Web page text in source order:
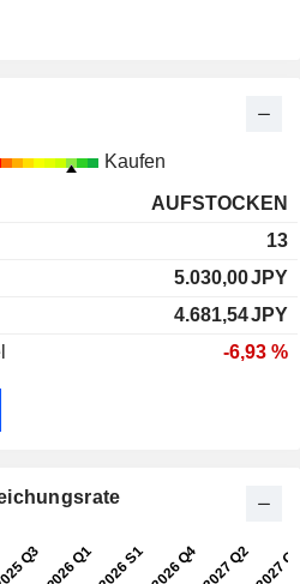
Kaufen
AUFSTOCKEN
13
5.030,00JPY
4.681,54JPY
-6,93 %